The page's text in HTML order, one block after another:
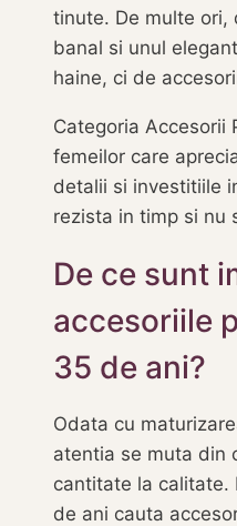
tinute. De multe
banal si unul
haine, ci de
Categoria Accesorii
femeilor care
detalii si investitiile
rezista in timp si nu
De ce sunt
accesoriile
35 de ani?
Odata cu
atentia se muta din
cantitate la calitate.
de ani cauta